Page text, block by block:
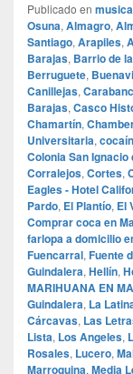
Publicado en musica
Osuna, Almagro,
Santiago, Arapiles,
Barajas, Barrio de
Berruguete,
Canillejas,
Barajas, Casco
Chamartín,
Universitaria,
Colonia San Ignacio
Corralejos, Cortes,
Eagles - Hotel
Pardo, El Plantío, El
Comprar coca en
farlopa a domicilio
Fuencarral, Fuente
Guindalera, Hellín,
MARIHUANA EN
Guindalera, La
Cárcavas, Las
Lista, Los Angeles,
Rosales, Lucero,
Marroquina, Media